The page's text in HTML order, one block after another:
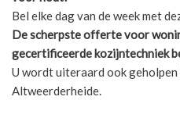
Bel elke dag van de week met
De scherpsteofferte voor
gecertificeerde kozijntechniek
U wordt uiteraard ook
Altweerderheide.